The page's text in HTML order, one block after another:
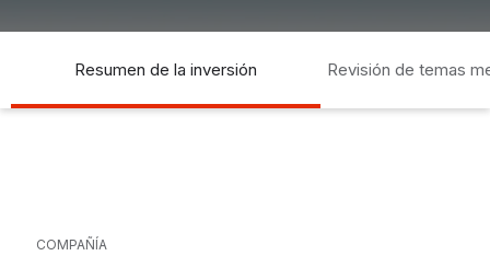
Resumen de la inversión Revisión de temas
COMPAÑÍA